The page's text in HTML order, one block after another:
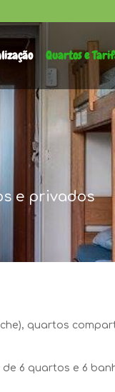
Quartos e
e privados
quartos
6 quartos e 6